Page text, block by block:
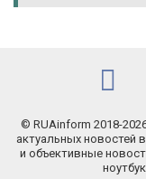
© RUAinform 2018-
актуальных новостей
и объективные